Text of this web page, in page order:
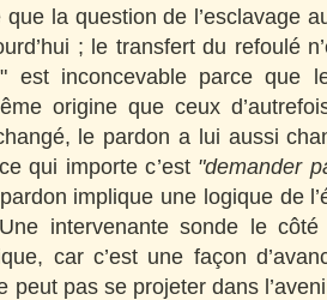
la question de l’esclavage
; le transfert du refoulé
est inconcevable parce que
origine que ceux
le pardon a lui aussi
qui importe c’est"demander
implique une logique de
Une intervenante sonde le
car c’est une façon
peut pas se projeter dans